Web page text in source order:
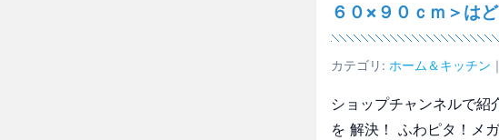
６０×９０ｃｍ＞は
カテゴリ: ホーム＆キッチン
ショップチャンネルで
を 解決！ ふわピタ！メ